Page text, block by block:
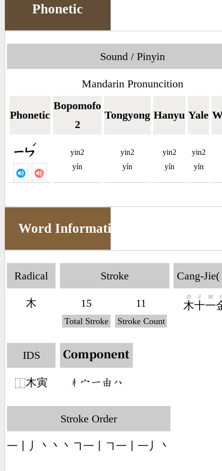
Phonetic
Sound / Pinyin
Mandarin Pronuncition
Phonetic
Bopomofo
2
Tongyong Hanyu Yale
ㄧㄣ
ˊ
yin2
yín
yin2
yín
yin2
yín
yin2
yín
Word Information
Radical
木
Stroke
15
Total Stroke
11
Stroke Count
Cang-Jie(
木
D
十
J
一
M
IDS
⿰木寅
Component
󶂸󶂊󶀀󶄭󶀰
Stroke Order
一丨丿丶丶丶㇕一丨㇕一丨一丿丶